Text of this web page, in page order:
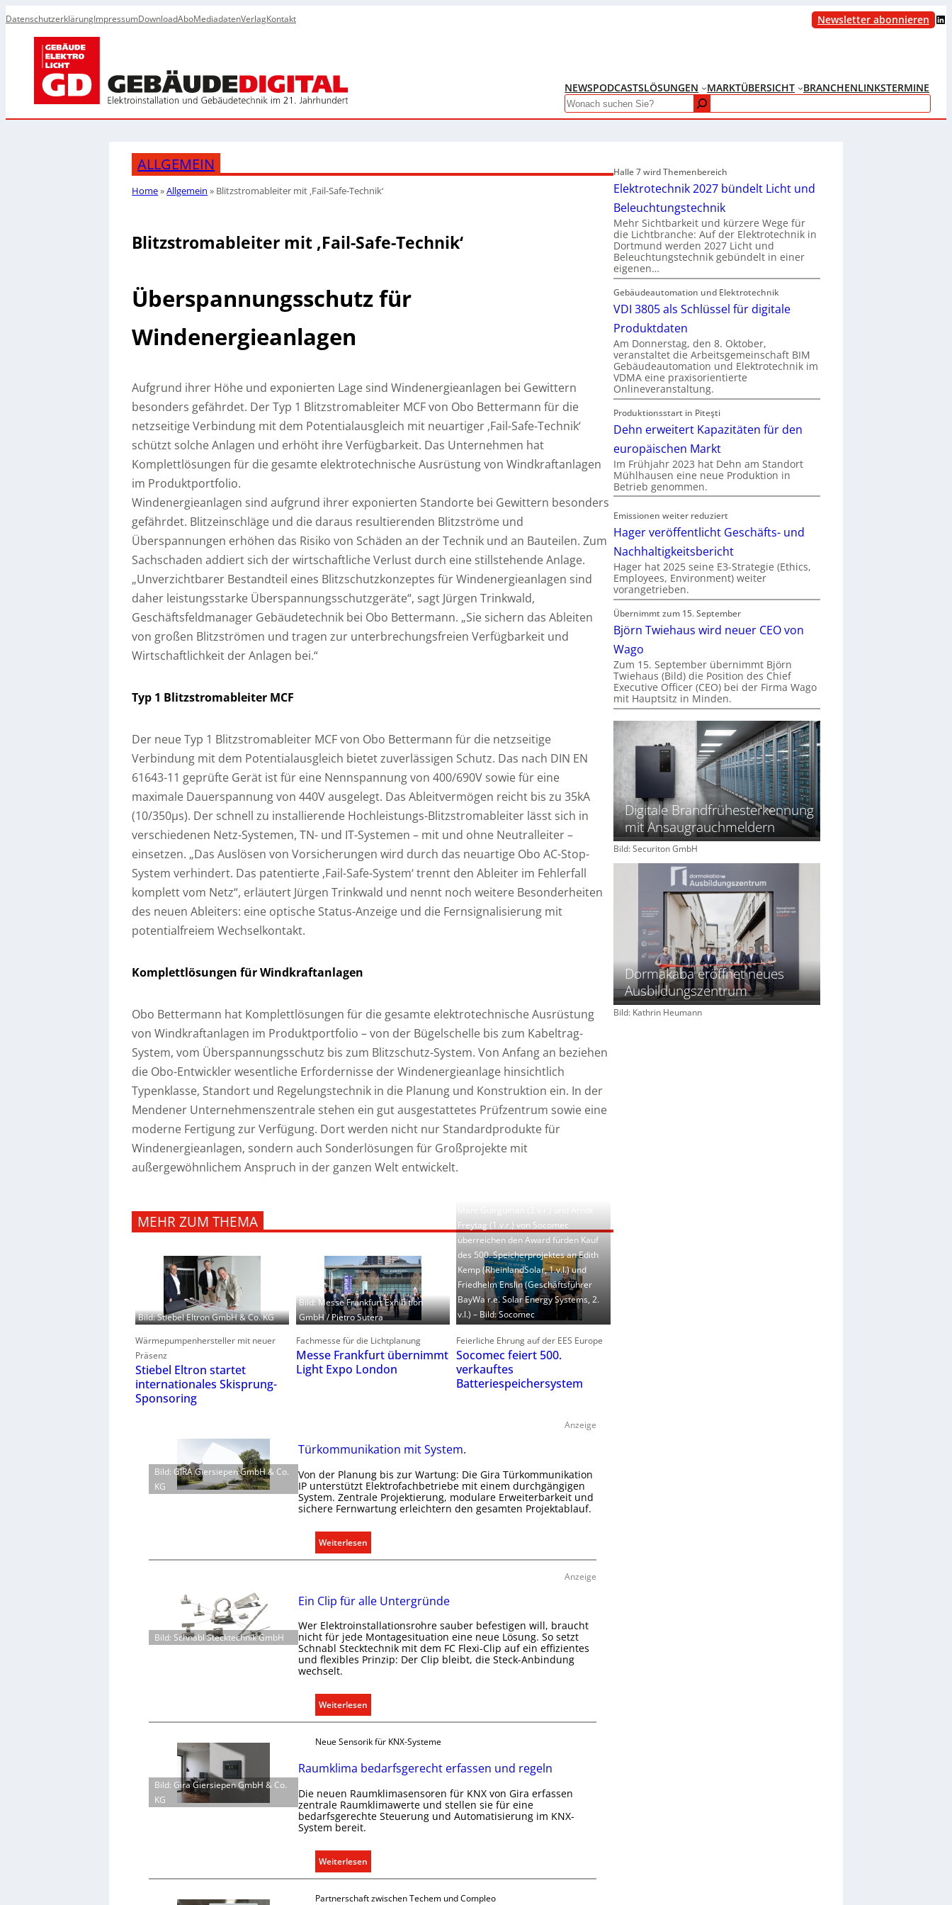
DatenschutzerklärungImpressumDownloadAboMediadatenVerlagKontakt Newsletter abonnieren LinkedIn
NEWSPODCASTSLÖSUNGEN MARKTÜBERSICHT BRANCHENLINKSTERMINE
Search
ALLGEMEIN
Home»Allgemein » Blitzstromableiter mit ‚Fail-Safe-Technik‘
Blitzstromableiter mit ‚Fail-Safe-Technik‘
Überspannungsschutz für
Windenergieanlagen
Aufgrund ihrer Höhe und exponierten Lage sind Windenergieanlagen bei Gewittern
besonders gefährdet. Der Typ 1 Blitzstromableiter MCF von Obo Bettermann für die
netzseitige Verbindung mit dem Potentialausgleich mit neuartiger ‚Fail-Safe-Technik‘
schützt solche Anlagen und erhöht ihre Verfügbarkeit. Das Unternehmen hat
Komplettlösungen für die gesamte elektrotechnische Ausrüstung von Windkraftanlagen
im Produktportfolio.
Windenergieanlagen sind aufgrund ihrer exponierten Standorte bei Gewittern besonders
gefährdet. Blitzeinschläge und die daraus resultierenden Blitzströme und
Überspannungen erhöhen das Risiko von Schäden an der Technik und an Bauteilen. Zum
Sachschaden addiert sich der wirtschaftliche Verlust durch eine stillstehende Anlage.
„Unverzichtbarer Bestandteil eines Blitzschutzkonzeptes für Windenergieanlagen sind
daher leistungsstarke Überspannungsschutzgeräte“, sagt Jürgen Trinkwald,
Geschäftsfeldmanager Gebäudetechnik bei Obo Bettermann. „Sie sichern das Ableiten
von großen Blitzströmen und tragen zur unterbrechungsfreien Verfügbarkeit und
Wirtschaftlichkeit der Anlagen bei.“
Typ 1 Blitzstromableiter MCF
Der neue Typ 1 Blitzstromableiter MCF von Obo Bettermann für die netzseitige
Verbindung mit dem Potentialausgleich bietet zuverlässigen Schutz. Das nach DIN EN
61643-11 geprüfte Gerät ist für eine Nennspannung von 400/690V sowie für eine
maximale Dauerspannung von 440V ausgelegt. Das Ableitvermögen reicht bis zu 35kA
(10/350µs). Der schnell zu installierende Hochleistungs-Blitzstromableiter lässt sich in
verschiedenen Netz-Systemen, TN- und IT-Systemen – mit und ohne Neutralleiter –
einsetzen. „Das Auslösen von Vorsicherungen wird durch das neuartige Obo AC-Stop-
System verhindert. Das patentierte ‚Fail-Safe-System‘ trennt den Ableiter im Fehlerfall
komplett vom Netz“, erläutert Jürgen Trinkwald und nennt noch weitere Besonderheiten
des neuen Ableiters: eine optische Status-Anzeige und die Fernsignalisierung mit
potentialfreiem Wechselkontakt.
Komplettlösungen für Windkraftanlagen
Obo Bettermann hat Komplettlösungen für die gesamte elektrotechnische Ausrüstung
von Windkraftanlagen im Produktportfolio – von der Bügelschelle bis zum Kabeltrag-
System, vom Überspannungsschutz bis zum Blitzschutz-System. Von Anfang an beziehen
die Obo-Entwickler wesentliche Erfordernisse der Windenergieanlage hinsichtlich
Typenklasse, Standort und Regelungstechnik in die Planung und Konstruktion ein. In der
Mendener Unternehmenszentrale stehen ein gut ausgestattetes Prüfzentrum sowie eine
moderne Fertigung zur Verfügung. Dort werden nicht nur Standardprodukte für
Windenergieanlagen, sondern auch Sonderlösungen für Großprojekte mit
außergewöhnlichem Anspruch in der ganzen Welt entwickelt.
MEHR ZUM THEMA
Bild: Stiebel Eltron GmbH & Co. KG
Wärmepumpenhersteller mit neuer
Präsenz
Stiebel Eltron startet
internationales Skisprung-
Sponsoring
Bild: Messe Frankfurt Exhibition
GmbH / Pietro Sutera
Fachmesse für die Lichtplanung
Messe Frankfurt übernimmt
Light Expo London
Freytag (1.v.r.) von Socomec
überreichen den Award fürden Kauf
des 500. Speicherprojektes an Edith
Kemp (RheinlandSolar, 1.v.l.) und
Friedhelm Enslin (Geschäftsführer
BayWa r.e. Solar Energy Systems, 2.
v.l.) – Bild: Socomec
Feierliche Ehrung auf der EES Europe
Socomec feiert 500.
verkauftes
Batteriespeichersystem
Anzeige
Bild: GIRA Giersiepen GmbH & Co.
KG
Türkommunikation mit System.
Von der Planung bis zur Wartung: Die Gira Türkommunikation
IP unterstützt Elektrofachbetriebe mit einem durchgängigen
System. Zentrale Projektierung, modulare Erweiterbarkeit und
sichere Fernwartung erleichtern den gesamten Projektablauf.
Weiterlesen:
T
k
m
m
u
k
a
o
m
i
y
e
Anzeige
Bild: Schnabl Stecktechnik GmbH
Ein Clip für alle Untergründe
Wer Elektroinstallationsrohre sauber befestigen will, braucht
nicht für jede Montagesituation eine neue Lösung. So setzt
Schnabl Stecktechnik mit dem FC Flexi-Clip auf ein effizientes
und flexibles Prinzip: Der Clip bleibt, die Steck-Anbindung
wechselt.
Weiterlesen:
E
n
C
i
p
f
r
a
l
l
Bild: Gira Giersiepen GmbH & Co.
KG
Neue Sensorik für KNX-Systeme
Raumklima bedarfsgerecht erfassen und regeln
Die neuen Raumklimasensoren für KNX von Gira erfassen
zentrale Raumklimawerte und stellen sie für eine
bedarfsgerechte Steuerung und Automatisierung im KNX-
System bereit.
Weiterlesen:
R
Partnerschaft zwischen Techem und Compleo
Halle 7 wird Themenbereich
Elektrotechnik 2027 bündelt Licht und
Beleuchtungstechnik
Mehr Sichtbarkeit und kürzere Wege für
die Lichtbranche: Auf der Elektrotechnik in
Dortmund werden 2027 Licht und
Beleuchtungstechnik gebündelt in einer
eigenen…
Gebäudeautomation und Elektrotechnik
VDI 3805 als Schlüssel für digitale
Produktdaten
Am Donnerstag, den 8. Oktober,
veranstaltet die Arbeitsgemeinschaft BIM
Gebäudeautomation und Elektrotechnik im
VDMA eine praxisorientierte
Onlineveranstaltung.
Produktionsstart in Piteşti
Dehn erweitert Kapazitäten für den
europäischen Markt
Im Frühjahr 2023 hat Dehn am Standort
Mühlhausen eine neue Produktion in
Betrieb genommen.
Emissionen weiter reduziert
Hager veröffentlicht Geschäfts- und
Nachhaltigkeitsbericht
Hager hat 2025 seine E3-Strategie (Ethics,
Employees, Environment) weiter
vorangetrieben.
Übernimmt zum 15. September
Björn Twiehaus wird neuer CEO von
Wago
Zum 15. September übernimmt Björn
Twiehaus (Bild) die Position des Chief
Executive Officer (CEO) bei der Firma Wago
mit Hauptsitz in Minden.
Digitale Brandfrühesterkennung
mit Ansaugrauchmeldern
Bild: Securiton GmbH
Dormakaba eröffnet neues
Ausbildungszentrum
Bild: Kathrin Heumann